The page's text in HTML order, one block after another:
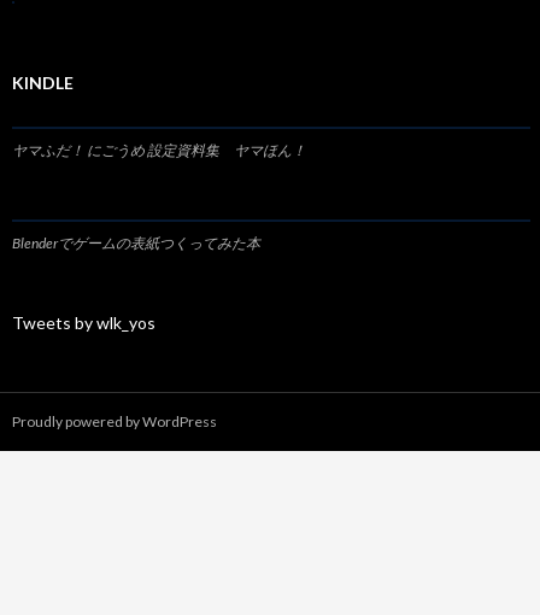
KINDLE
ヤマふだ！ にごうめ 設定資料集 ヤマほん！
Blenderでゲームの表紙つくってみた本
Tweets by wlk_yos
Proudly powered by WordPress